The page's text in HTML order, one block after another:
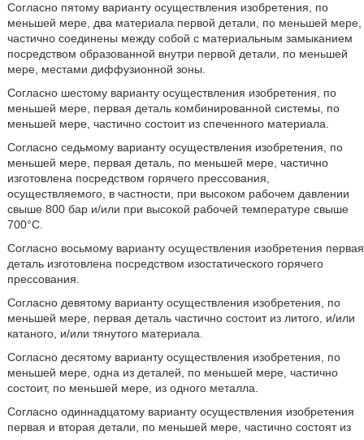
Согласно пятому варианту осуществления изобретения, по
меньшей мере, два материала первой детали, по меньшей мере,
частично соединены между собой с материальным замыканием
посредством образованной внутри первой детали, по меньшей
мере, местами диффузионной зоны.
Согласно шестому варианту осуществления изобретения, по
меньшей мере, первая деталь комбинированной системы, по
меньшей мере, частично состоит из спеченного материала.
Согласно седьмому варианту осуществления изобретения, по
меньшей мере, первая деталь, по меньшей мере, частично
изготовлена посредством горячего прессования,
осуществляемого, в частности, при высоком рабочем давлении
свыше 800 бар и/или при высокой рабочей температуре свыше
700°С.
Согласно восьмому варианту осуществления изобретения первая
деталь изготовлена посредством изостатического горячего
прессования.
Согласно девятому варианту осуществления изобретения, по
меньшей мере, первая деталь частично состоит из литого, и/или
катаного, и/или тянутого материала.
Согласно десятому варианту осуществления изобретения, по
меньшей мере, одна из деталей, по меньшей мере, частично
состоит, по меньшей мере, из одного металла.
Согласно одиннадцатому варианту осуществления изобретения
первая и вторая детали, по меньшей мере, частично состоят из